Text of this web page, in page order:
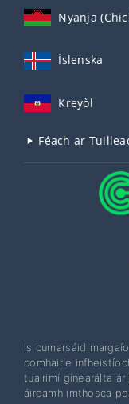
Nyanja
Íslenska
Kreyòl
Féach ar
Is cumarsáid
comhairle
tuairimí ginearálta
áireamh imthosca